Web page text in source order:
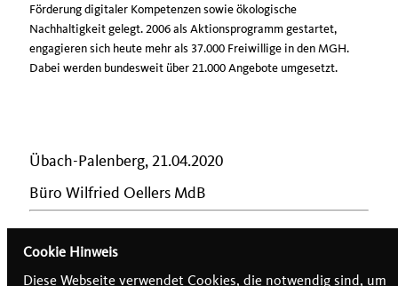
Förderung digitaler Kompetenzen sowie ökologische
Nachhaltigkeit gelegt. 2006 als Aktionsprogramm gestartet,
engagieren sich heute mehr als 37.000 Freiwillige in den MGH.
Dabei werden bundesweit über 21.000 Angebote umgesetzt.
Übach-Palenberg, 21.04.2020
Büro Wilfried Oellers MdB
Cookie Hinweis
Diese Webseite verwendet Cookies, die notwendig sind, um